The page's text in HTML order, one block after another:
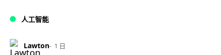
人工智能
Lawton 1 日